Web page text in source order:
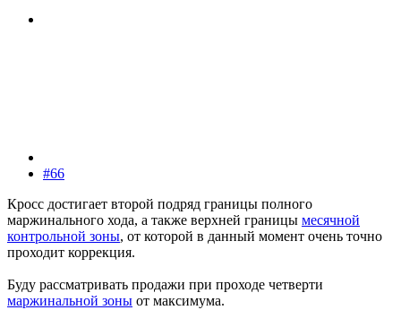
#66
Кросс достигает второй подряд границы полного
маржинального хода, а также верхней границы месячной
контрольной зоны, от которой в данный момент очень точно
проходит коррекция.
Буду рассматривать продажи при проходе четверти
маржинальной зоны от максимума.